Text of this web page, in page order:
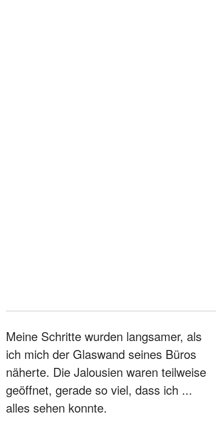
Meine Schritte wurden langsamer, als
ich mich der Glaswand seines Büros
näherte. Die Jalousien waren teilweise
geöffnet, gerade so viel, dass ich ...
alles sehen konnte.